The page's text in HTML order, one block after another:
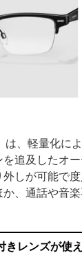
は、軽量化に
追及したオ
外しが可能で
、通話や音
きレンズが使